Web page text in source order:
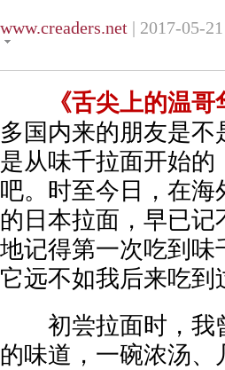
www.creaders.net | 2017-05-
《舌尖上的温
多国内来的朋友是
是从味千拉面开始
吧。时至今日，在
的日本拉面，早已
地记得第一次吃到
它远不如我后来吃
初尝拉面时，我
的味道，一碗浓汤